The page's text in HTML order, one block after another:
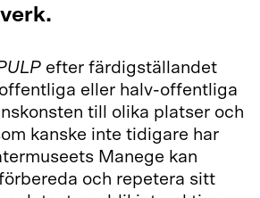
efter färdigställandet
eller halv-offentliga
till olika platser och
kanske inte tidigare har
Manege kan
och repetera sitt